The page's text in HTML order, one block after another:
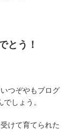
とう！
つぞやもブログ
しょう。
けて育てられた